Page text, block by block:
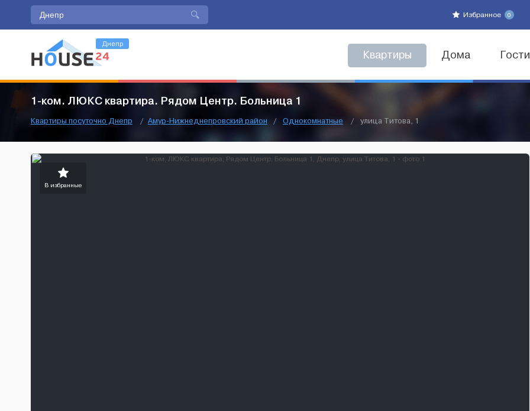
Избранное 0
Днепр
Квартиры Дома
1-ком. ЛЮКС квартира. Рядом Центр. Больница 1
Квартиры посуточно Днепр / Амур-Нижнеднепровский район / Однокомнатные / улица Титова, 1
В избранные